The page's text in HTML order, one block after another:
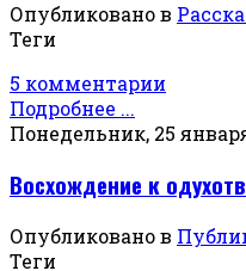
Опубликовано в
Теги
5 комментарии
Подробнее ...
Понедельник, 25
Восхождение к
Опубликовано в
Теги